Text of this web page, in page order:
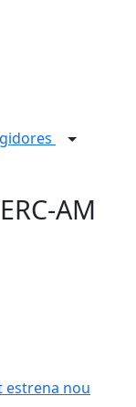
AM
estrena nou